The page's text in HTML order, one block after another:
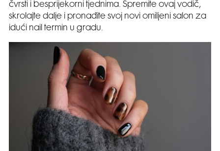
čvrsti i besprijekorni tjednima. Spremite ovaj vodič,
skrolajte dalje i pronađite svoj novi omiljeni salon za
idući nail termin u gradu.